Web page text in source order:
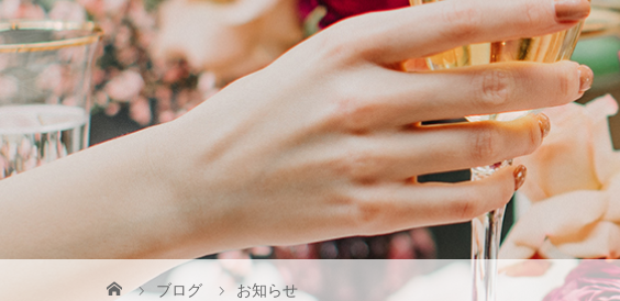
ブログ お知らせ